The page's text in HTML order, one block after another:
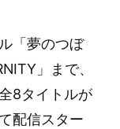
「夢のつぼ
」まで、
8タイトルが
配信スター